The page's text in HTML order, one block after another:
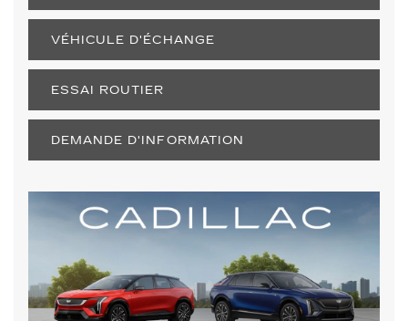
VÉHICULE D'ÉCHANGE
ESSAI ROUTIER
DEMANDE D'INFORMATION